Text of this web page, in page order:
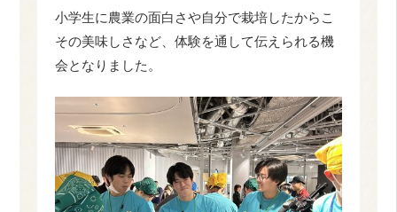
小学生に農業の面白さや自分で栽培したからこ
その美味しさなど、体験を通して伝えられる機
会となりました。